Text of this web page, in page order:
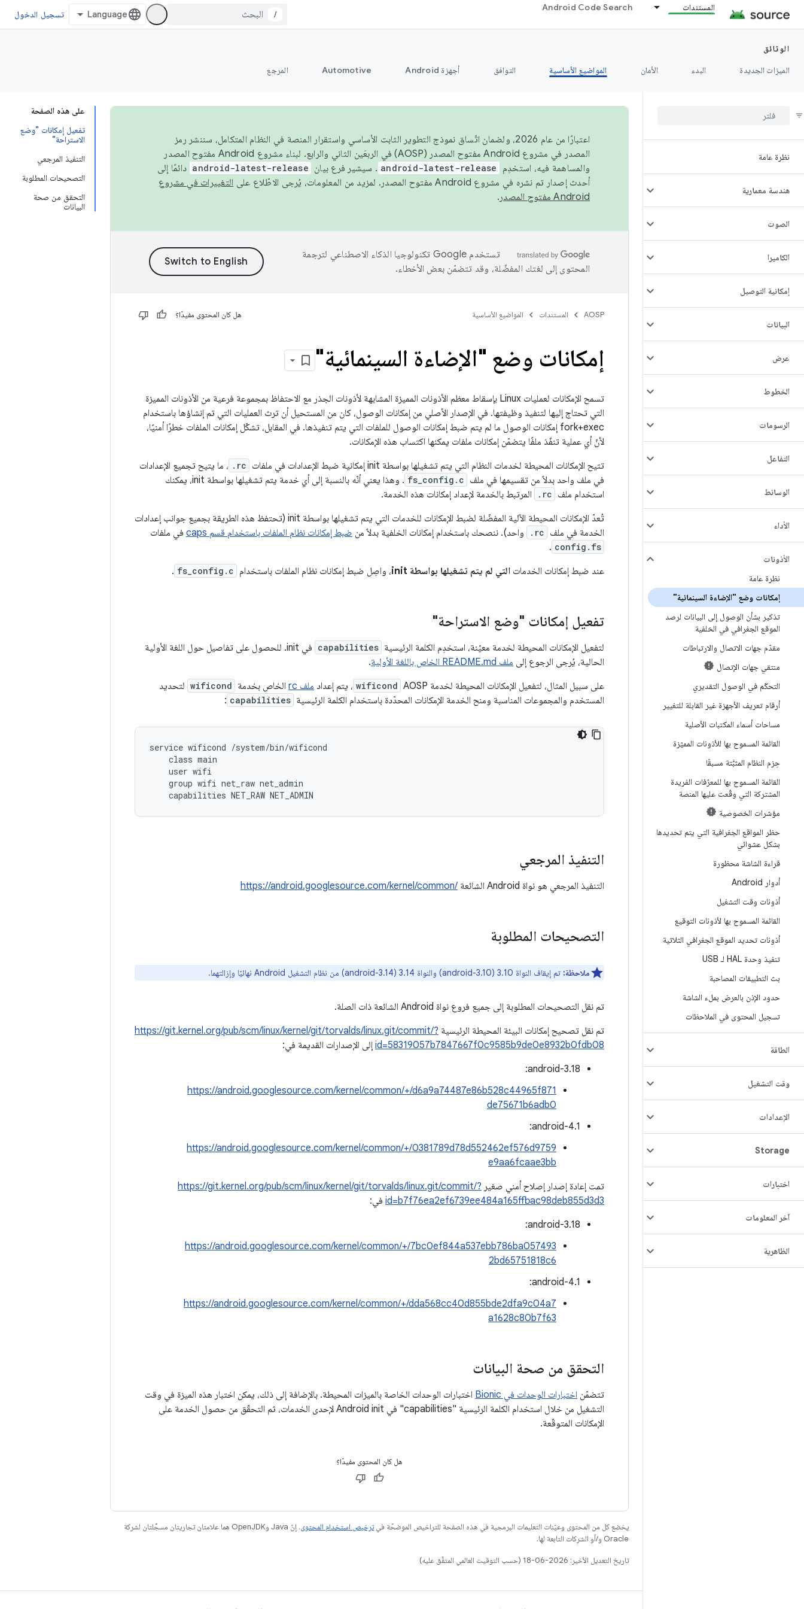
المستندات Android Code Search
/ تسجيل الدخول
الوثائق
الميزات الجديدة
البدء الأمان المواضيع الأساسية التوافق أجهزة Android Automotive المرجع
نظرة عامة
هندسة معمارية
الصوت
الكاميرا
إمكانية التوصيل
البيانات
عرض
الخطوط
الرسومات
التفاعل
الوسائط
الأداء
الأذونات
نظرة عامة
إمكانات وضع "الإضاءة السينمائية"
تذكير بشأن الوصول إلى البيانات لرصد
الموقع الجغرافي في الخلفية
مقدّم جهات الاتصال والارتباطات
منتقي جهات الإتصال
التحكّم في الوصول التقديري
أرقام تعريف الأجهزة غير القابلة للتغيير
مساحات أسماء المكتبات الأصلية
القائمة المسموح بها للأذونات المميّزة
حِزم النظام المثبَّتة مسبقًا
القائمة المسموح بها للمعرّفات الفريدة
المشتركة التي وقّعت عليها المنصة
مؤشرات الخصوصية
حظر المواقع الجغرافية التي يتم تحديدها
بشكل عشوائي
قراءة الشاشة محظورة
أدوار Android
أذونات وقت التشغيل
القائمة المسموح بها لأذونات التوقيع
أذونات تحديد الموقع الجغرافي الثلاثية
تنفيذ وحدة HAL لـ USB
بث التطبيقات المصاحبة
حدود الإذن بالعرض بملء الشاشة
تسجيل المحتوى في الملاحظات
الطاقة
وقت التشغيل
الإعدادات
Storage
اختبارات
آخر المعلومات
الظاهرية
على هذه الصفحة
تفعيل إمكانات "وضع
الاستراحة"
التنفيذ المرجعي
التصحيحات المطلوبة
التحقق من صحة
البيانات
اعتبارًا من عام 2026، ولضمان اتّساق نموذج التطوير الثابت الأساسي واستقرار المنصة في النظام المتكامل، سننشر رمز
المصدر في مشروع Android مفتوح المصدر (AOSP) في الربعَين الثاني والرابع. لبناء مشروع Android مفتوح المصدر
والمساهمة فيه، استخدِم
android-latest-release . سيشير فرع بيان android-latest-release دائمًا إلى
أحدث إصدار تم نشره في مشروع Android مفتوح المصدر. لمزيد من المعلومات، يُرجى الاطّلاع على
التغييرات في مشروع
Android مفتوح المصدر
.
تستخدم Google تكنولوجيا الذكاء الاصطناعي لترجمة
المحتوى إلى لغتك المفضّلة، وقد تتضمّن بعض الأخطاء.
AOSP المستندات المواضيع الأساسية هل كان المحتوى مفيدًا؟
إمكانات وضع "الإضاءة السينمائية"
تسمح الإمكانات لعمليات Linux بإسقاط معظم الأذونات المميزة المشابهة لأذونات الجذر مع الاحتفاظ بمجموعة فرعية من الأذونات المميزة
التي تحتاج إليها لتنفيذ وظيفتها. في الإصدار الأصلي من إمكانات الوصول، كان من المستحيل أن ترث العمليات التي تم إنشاؤها باستخدام
fork+exec إمكانات الوصول ما لم يتم ضبط إمكانات الوصول للملفات التي يتم تنفيذها. في المقابل، تشكّل إمكانات الملفات خطرًا أمنيًا،
لأنّ أي عملية تنفّذ ملفًا يتضمّن إمكانات ملفات يمكنها اكتساب هذه الإمكانات.
تتيح الإمكانات المحيطة لخدمات النظام التي يتم تشغيلها بواسطة init إمكانية ضبط الإعدادات في ملفات
.rc ، ما يتيح تجميع الإعدادات
في ملف واحد بدلاً من تقسيمها في ملف fs_config.c
. وهذا يعني أنّه بالنسبة إلى أي خدمة يتم تشغيلها بواسطة init، يمكنك
استخدام ملف .rc
المرتبط بالخدمة لإعداد إمكانات هذه الخدمة.
تُعدّ الإمكانات المحيطة الآلية المفضّلة لضبط الإمكانات للخدمات التي يتم تشغيلها بواسطة init (تحتفظ هذه الطريقة بجميع جوانب إعدادات
الخدمة في ملف .rc واحد). ننصحك باستخدام إمكانات الخلفية بدلاً من ضبط إمكانات نظام الملفات باستخدام قسم caps في ملفات
config.fs
.
عند ضبط إمكانات الخدمات التي لم يتم تشغيلها بواسطة init ، واصِل ضبط إمكانات نظام الملفات باستخدام fs_config.c
.
تفعيل إمكانات "وضع الاستراحة"
لتفعيل الإمكانات المحيطة لخدمة معيّنة، استخدِم الكلمة الرئيسية capabilities
في init. للحصول على تفاصيل حول اللغة الأولية
الحالية، يُرجى الرجوع إلى ملف README.md الخاص باللغة الأولية
.
على سبيل المثال، لتفعيل الإمكانات المحيطة لخدمة AOSP
wificond ، يتم إعداد ملف rc الخاص بخدمة wificond لتحديد
المستخدم والمجموعات المناسبة ومنح الخدمة الإمكانات المحدّدة باستخدام الكلمة الرئيسية capabilities
:
service wificond /system/bin/wificond
    class main
    user wifi
    group wifi net_raw net_admin
    capabilities NET_RAW NET_ADMIN
التنفيذ المرجعي
التنفيذ المرجعي هو نواة Android الشائعة https://android.googlesource.com/kernel/common/‎
التصحيحات المطلوبة
ملاحظة: تم إيقاف النواة 3.10 (android-3.10) والنواة 3.14 (android-3.14) من نظام التشغيل Android نهائيًا وإزالتهما.
تم نقل التصحيحات المطلوبة إلى جميع فروع نواة Android الشائعة ذات الصلة.
تم نقل تصحيح إمكانات البيئة المحيطة الرئيسية https://git.kernel.org/pub/scm/linux/kernel/git/torvalds/linux.git/commit/?
id=58319057b7847667f0c9585b9de0e8932b0fdb08 إلى الإصدارات القديمة في:
android-3.18:
https://android.googlesource.com/kernel/common/+/d6a9a74487e86b528c44965f871
de75671b6adb0
android-4.1:
https://android.googlesource.com/kernel/common/+/0381789d78d552462ef576d9759
e9aa6fcaae3bb
تمت إعادة إصدار إصلاح أمني صغير https://git.kernel.org/pub/scm/linux/kernel/git/torvalds/linux.git/commit/?
id=b7f76ea2ef6739ee484a165ffbac98deb855d3d3 في:
android-3.18:
https://android.googlesource.com/kernel/common/+/7bc0ef844a537ebb786ba057493
2bd65751818c6
android-4.1:
https://android.googlesource.com/kernel/common/+/dda568cc40d855bde2dfa9c04a7
a1628c80b7f63
التحقق من صحة البيانات
تتضمّن اختبارات الوحدات في Bionic
اختبارات الوحدات الخاصة بالميزات المحيطة. بالإضافة إلى ذلك، يمكن اختبار هذه الميزة في وقت
التشغيل من خلال استخدام الكلمة الرئيسية "capabilities" في Android init لإحدى الخدمات، ثم التحقّق من حصول الخدمة على
الإمكانات المتوقّعة.
هل كان المحتوى مفيدًا؟
يخضع كل من المحتوى وعيّنات التعليمات البرمجية في هذه الصفحة للتراخيص الموضحّة فيترخيص استخدام المحتوى
. إنّ Java وOpenJDK هما علامتان تجاريتان مسجَّلتان لشركة
Oracle و/أو الشركات التابعة لها.
تاريخ التعديل الأخير: 2026-06-18 (حسب التوقيت العالمي المتفَّق عليه)